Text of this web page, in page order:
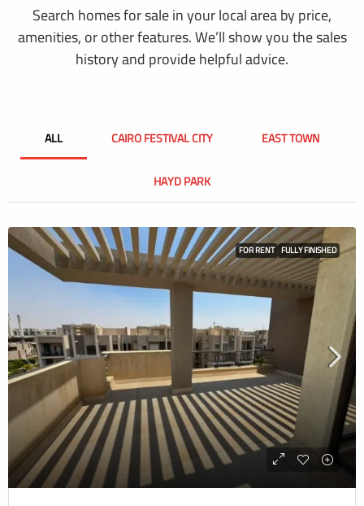
Search homes for sale in your local area by price,
amenities, or other features. We’ll show you the sales
history and provide helpful advice.
ALL CAIRO FESTIVAL CITY EAST TOWN
HAYD PARK
FOR RENT FULLY FINISHED